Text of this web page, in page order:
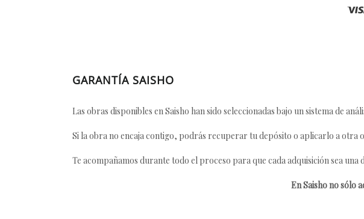
GARANTÍA SAISHO
Las obras disponibles en Saisho han sido seleccionadas bajo un sistema de
Si la obra no encaja contigo, podrás recuperar tu depósito o aplicarlo a otra
Te acompañamos durante todo el proceso para que cada adquisición sea una
En Saisho no sólo